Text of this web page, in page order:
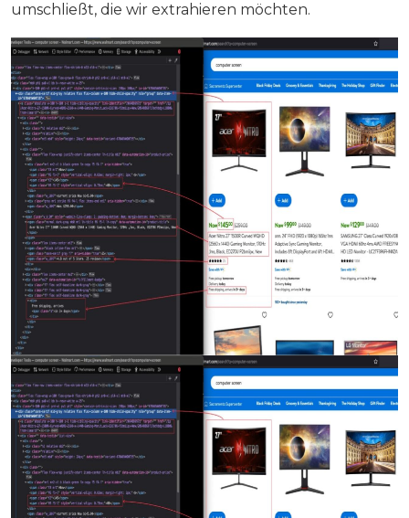
umschließt, die wir extrahieren möchten.